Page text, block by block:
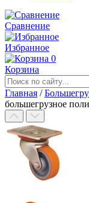
Сравнение
Избранное
0
Корзина
Главная /
большегрузное